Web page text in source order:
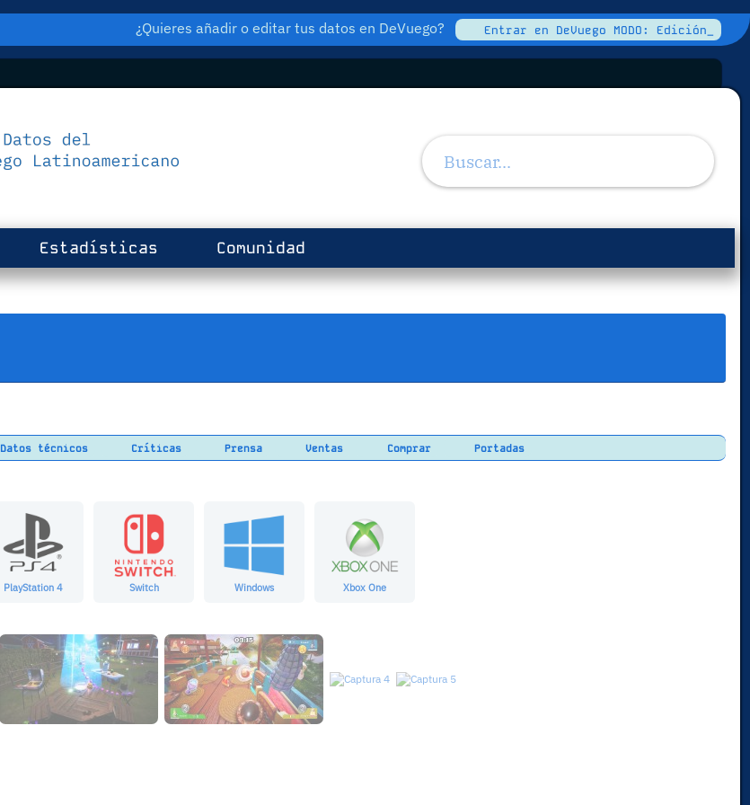
¿Quieres añadir o editar tus datos en DeVuego? Entrar en DeVuego MODO: Edición_
Estadísticas Comunidad
Datos técnicos Críticas Prensa Ventas Comprar Portadas
PlayStation 4 Switch Windows Xbox One